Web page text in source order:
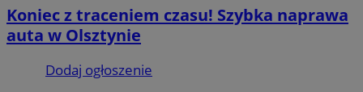
Koniec z traceniem czasu! Szybka naprawa
auta w Olsztynie
Dodaj ogłoszenie